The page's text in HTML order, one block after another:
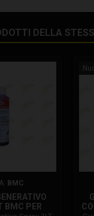
DELLA
BMC
BMC PER